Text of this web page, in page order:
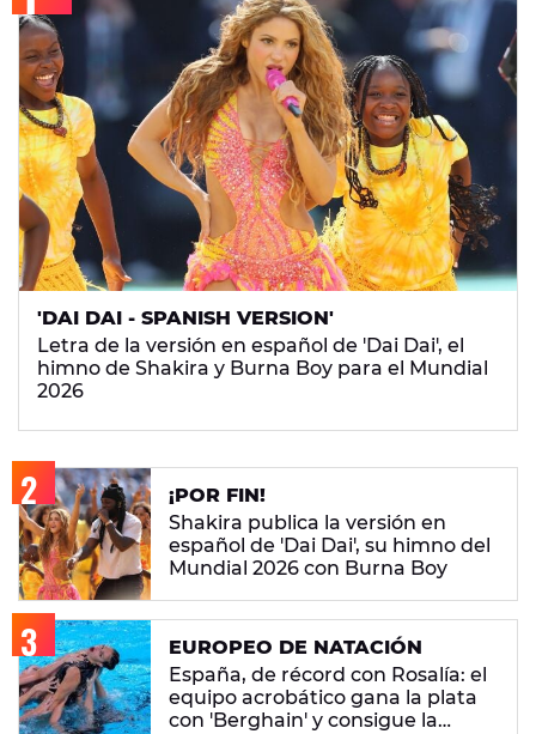
'DAI DAI - SPANISH VERSION'
Letra de la versión en español de 'Dai Dai', el
himno de Shakira y Burna Boy para el Mundial
2026
¡POR FIN!
Shakira publica la versión en
español de 'Dai Dai', su himno del
Mundial 2026 con Burna Boy
EUROPEO DE NATACIÓN
España, de récord con Rosalía: el
equipo acrobático gana la plata
con 'Berghain' y consigue la